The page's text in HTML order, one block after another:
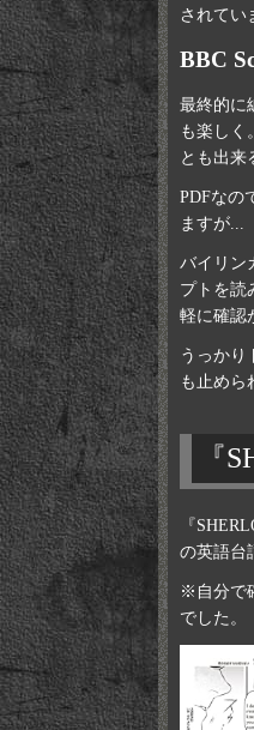
されてい
BBC
最終的に
も楽しく
とも出来
PDFなの
ますが...
バイリン
プトを読
軽に確認
うっかり
も止め
『
『
の英語台
※自分で
でした。